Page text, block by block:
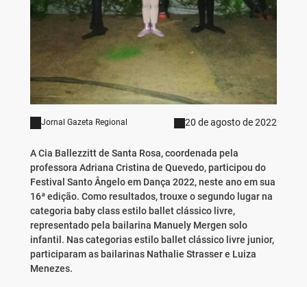
Jornal Gazeta Regional 20 de agosto de 2022
A Cia Ballezzitt de Santa Rosa, coordenada pela
professora Adriana Cristina de Quevedo, participou do
Festival Santo Ângelo em Dança 2022, neste ano em sua
16ª edição. Como resultados, trouxe o segundo lugar na
categoria baby class estilo ballet clássico livre,
representado pela bailarina Manuely Mergen solo
infantil. Nas categorias estilo ballet clássico livre junior,
participaram as bailarinas Nathalie Strasser e Luiza
Menezes.